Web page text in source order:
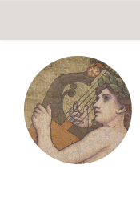
navigation